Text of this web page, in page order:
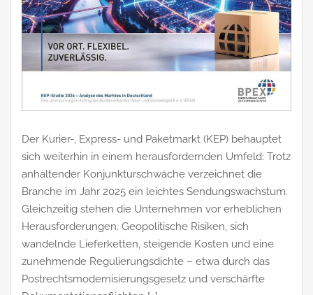
Der Kurier-, Express- und Paketmarkt (KEP) behauptet
sich weiterhin in einem herausfordernden Umfeld: Trotz
anhaltender Konjunkturschwäche verzeichnet die
Branche im Jahr 2025 ein leichtes Sendungswachstum.
Gleichzeitig stehen die Unternehmen vor erheblichen
Herausforderungen. Geopolitische Risiken, sich
wandelnde Lieferketten, steigende Kosten und eine
zunehmende Regulierungsdichte – etwa durch das
Postrechtsmodernisierungsgesetz und verschärfte